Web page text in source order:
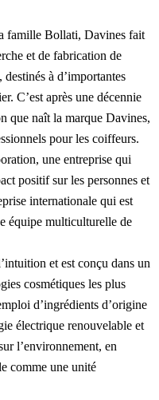
famille Bollati, Davines fait
et de fabrication de
à d’importantes
C’est après une décennie
que naît la marque Davines,
pour les coiffeurs.
une entreprise qui
positif sur les personnes et
internationale qui est
équipe multiculturelle de
et est conçu dans un
cosmétiques les plus
d’ingrédients d’origine
électrique renouvelable et
l’environnement, en
comme une unité